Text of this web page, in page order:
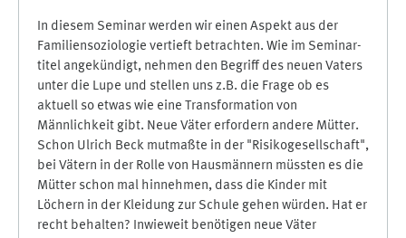
In diesem Seminar werden wir einen Aspekt aus der
Familiensoziologie vertieft betrachten. Wie im Seminar-
titel angekündigt, nehmen den Begriff des neuen Vaters
unter die Lupe und stellen uns z.B. die Frage ob es
aktuell so etwas wie eine Transformation von
Männlichkeit gibt. Neue Väter erfordern andere Mütter.
Schon Ulrich Beck mutmaßte in der "Risikogesellschaft",
bei Vätern in der Rolle von Hausmännern müssten es die
Mütter schon mal hinnehmen, dass die Kinder mit
Löchern in der Kleidung zur Schule gehen würden. Hat er
recht behalten? Inwieweit benötigen neue Väter